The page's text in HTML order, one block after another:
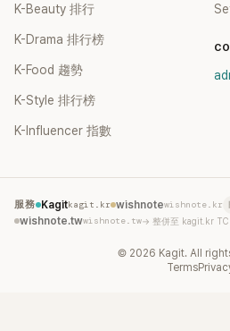
K-Beauty 排行
K-Drama 排行榜
K-Food 趨勢
K-Style 排行榜
K-Influencer 指數
服務 Kagitkagit.kr wishnotewishnote.kr
wishnote.twwishnote.tw→ 整併至 kagit.kr TC
© 2026 Kagit. All
Terms